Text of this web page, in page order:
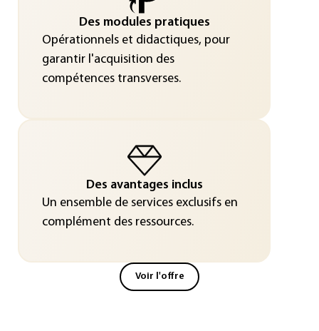
Des modules pratiques
Opérationnels et didactiques, pour
garantir l'acquisition des
compétences transverses.
Des avantages inclus
Un ensemble de services exclusifs en
complément des ressources.
Voir l'offre